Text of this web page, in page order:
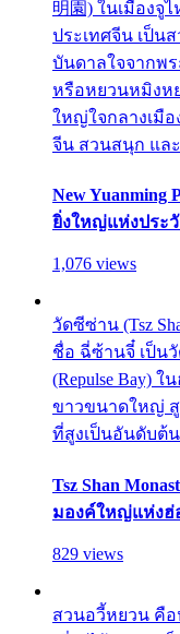
明園) ในเมืองจู
ประเทศจีน เป็น
บันดาลใจจากพร
หรือหยวนหมิงห
ใหญ่ใจกลางเมื
จีน สวนสนุก แล
New Yuanming
ยิ่งใหญ่แห่งประ
1,076 views
วัดซีซ่าน (Tsz
ชื่อ ฉี่ซ้านจี๋ เป็น
(Repulse Bay)
ขาวขนาดใหญ่ สู
ที่สูงเป็นอันดับต้
Tsz Shan
มองค์ใหญ่แห่งฮ่
829 views
สวนอวี้หยวน คื